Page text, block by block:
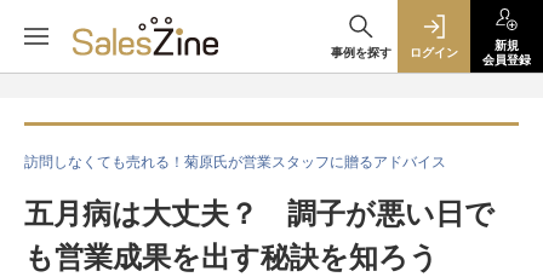
事例を探す ログイン
新規
会員登録
訪問しなくても売れる！菊原氏が営業スタッフに贈るアドバイス
五月病は大丈夫？ 調子が悪い日で
も営業成果を出す秘訣を知ろう